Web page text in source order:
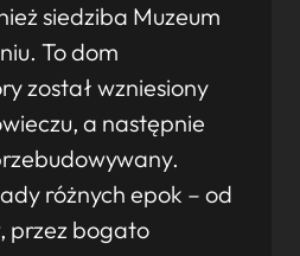
siedziba Muzeum
To dom
został wzniesiony
a następnie
różnych epok – od
przez bogato